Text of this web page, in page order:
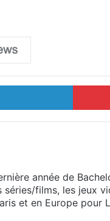
Linkedin
année de
séries/films, les jeux
et en Europe pour